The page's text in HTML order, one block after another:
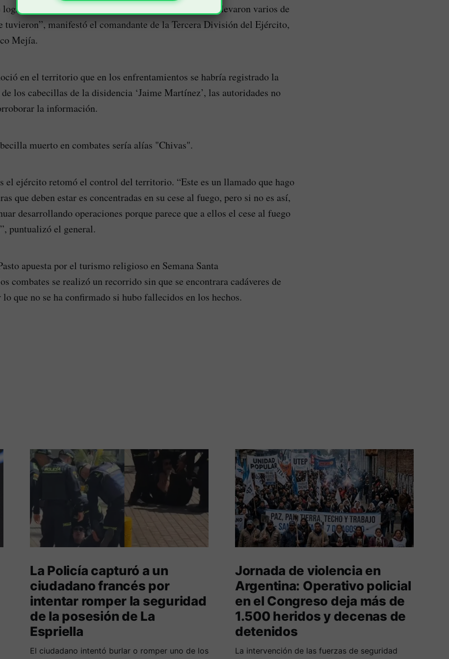
la huida de este grupo armado que al parecer se llevaron varios de
tuvieron”, manifestó el comandante de la Tercera División del Ejército,
Mejía.
en el territorio que en los enfrentamientos se habría registrado la
los cabecillas de la disidencia ‘Jaime Martínez’, las autoridades no
la información.
muerto en combates sería alías "Chivas".
el ejército retomó el control del territorio. “Este es un llamado que hago
que deben estar es concentradas en su cese al fuego, pero si no es así,
desarrollando operaciones porque parece que a ellos el cese al fuego
puntualizó el general.
apuesta por el turismo religioso en Semana Santa
combates se realizó un recorrido sin que se encontrara cadáveres de
que no se ha confirmado si hubo fallecidos en los hechos.
La Policía capturó a un
ciudadano francés por
intentar romper la seguridad
de la posesión de La
Espriella
El ciudadano intentó burlar o romper uno de los
Jornada de violencia en
Argentina: Operativo policial
en el Congreso deja más de
1.500 heridos y decenas de
detenidos
La intervención de las fuerzas de seguridad